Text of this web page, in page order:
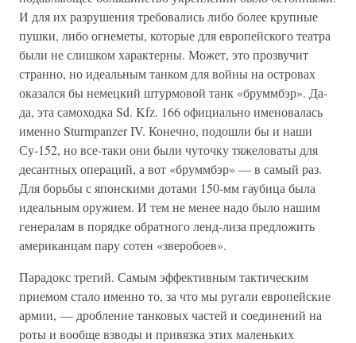
И для их разрушения требовались либо более крупные
пушки, либо огнеметы, которые для европейского театра
были не слишком характерны. Может, это прозвучит
странно, но идеальным танком для войны на островах
оказался бы немецкий штурмовой танк «бруммбэр». Да-
да, эта самоходка Sd. Kfz. 166 официально именовалась
именно Sturmpanzer IV. Конечно, подошли бы и наши
Су-152, но все-таки они были чуточку тяжеловаты для
десантных операций, а вот «бруммбэр» — в самый раз.
Для борьбы с японскими дотами 150-мм гаубица была
идеальным оружием. И тем не менее надо было нашим
генералам в порядке обратного ленд-лиза предложить
американцам пару сотен «зверобоев».
Парадокс третий. Самым эффективным тактическим
приемом стало именно то, за что мы ругали европейские
армии, — дробление танковых частей и соединений на
роты и вообще взводы и привязка этих маленьких